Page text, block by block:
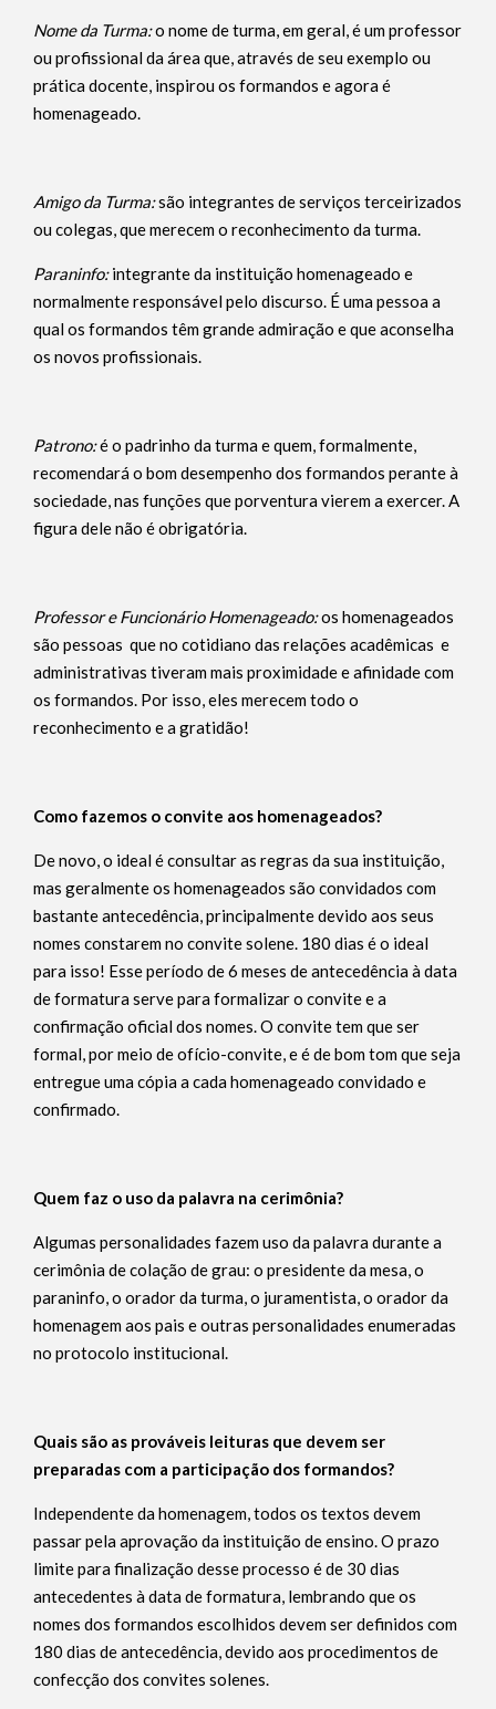
Nome da Turma:o nome de turma, em geral, é um professor
ou profissional da área que, através de seu exemplo ou
prática docente, inspirou os formandos e agora é
homenageado.
Amigo da Turma:são integrantes de serviços terceirizados
ou colegas, que merecem o reconhecimento da turma.
Paraninfo:integrante da instituição homenageado e
normalmente responsável pelo discurso. É uma pessoa a
qual os formandos têm grande admiração e que aconselha
os novos profissionais.
Patrono:é o padrinho da turma e quem, formalmente,
recomendará o bom desempenho dos formandos perante à
sociedade, nas funções que porventura vierem a exercer. A
figura dele não é obrigatória.
Professor e Funcionário Homenageado:os homenageados
são pessoas que no cotidiano das relações acadêmicas e
administrativas tiveram mais proximidade e afinidade com
os formandos. Por isso, eles merecem todo o
reconhecimento e a gratidão!
Como fazemos o convite aos homenageados?
De novo, o ideal é consultar as regras da sua instituição,
mas geralmente os homenageados são convidados com
bastante antecedência, principalmente devido aos seus
nomes constarem no convite solene. 180 dias é o ideal
para isso! Esse período de 6 meses de antecedência à data
de formatura serve para formalizar o convite e a
confirmação oficial dos nomes. O convite tem que ser
formal, por meio de ofício-convite, e é de bom tom que seja
entregue uma cópia a cada homenageado convidado e
confirmado.
Quem faz o uso da palavra na cerimônia?
Algumas personalidades fazem uso da palavra durante a
cerimônia de colação de grau: o presidente da mesa, o
paraninfo, o orador da turma, o juramentista, o orador da
homenagem aos pais e outras personalidades enumeradas
no protocolo institucional.
Quais são as prováveis leituras que devem ser
preparadas com a participação dos formandos?
Independente da homenagem, todos os textos devem
passar pela aprovação da instituição de ensino. O prazo
limite para finalização desse processo é de 30 dias
antecedentes à data de formatura, lembrando que os
nomes dos formandos escolhidos devem ser definidos com
180 dias de antecedência, devido aos procedimentos de
confecção dos convites solenes.